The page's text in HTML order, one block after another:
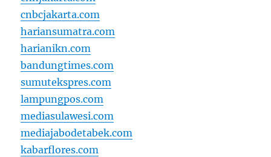
cnbcjakarta.com
hariansumatra.com
harianikn.com
bandungtimes.com
sumutekspres.com
lampungpos.com
mediasulawesi.com
mediajabodetabek.com
kabarflores.com